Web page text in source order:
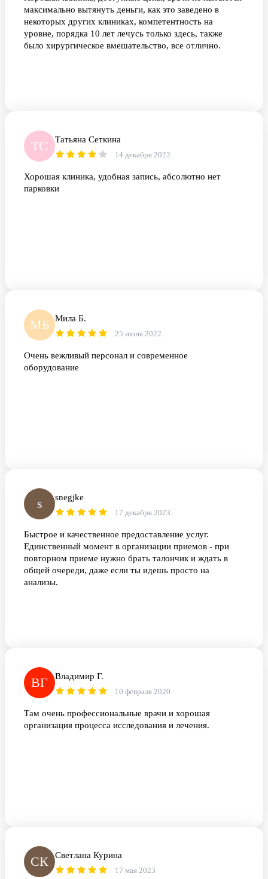
максимально вытянуть деньги, как это заведено в
некоторых других клиниках, компетентность на
уровне, порядка 10 лет лечусь только здесь, также
было хирургическое вмешательство, все отлично.
ТС Татьяна Сеткина
14 декабря 2022
Хорошая клиника, удобная запись, абсолютно нет
парковки
МБ Мила Б.
25 июня 2022
Очень вежливый персонал и современное
оборудование
s snegjke
17 декабря 2023
Быстрое и качественное предоставление услуг.
Единственный момент в организации приемов - при
повторном приеме нужно брать талончик и ждать в
общей очереди, даже если ты идешь просто на
анализы.
ВГ Владимир Г.
10 февраля 2020
Там очень профессиональные врачи и хорошая
организация процесса исследования и лечения.
СК Светлана Курина
17 мая 2023